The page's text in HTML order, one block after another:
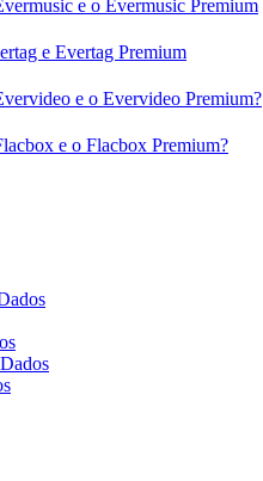
e o Evermusic Premium
e Evertag Premium
e o Evervideo Premium?
e o Flacbox Premium?